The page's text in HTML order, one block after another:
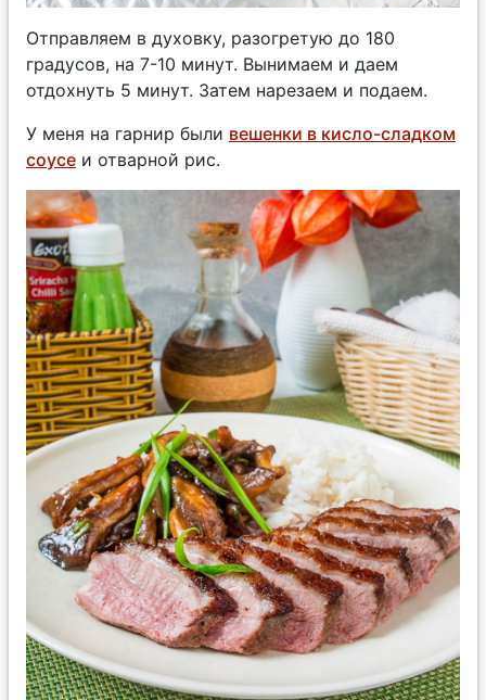
Отправляем в духовку, разогретую до 180
градусов, на 7-10 минут. Вынимаем и даем
отдохнуть 5 минут. Затем нарезаем и подаем.
У меня на гарнир были вешенки в кисло-сладком
соусе и отварной рис.